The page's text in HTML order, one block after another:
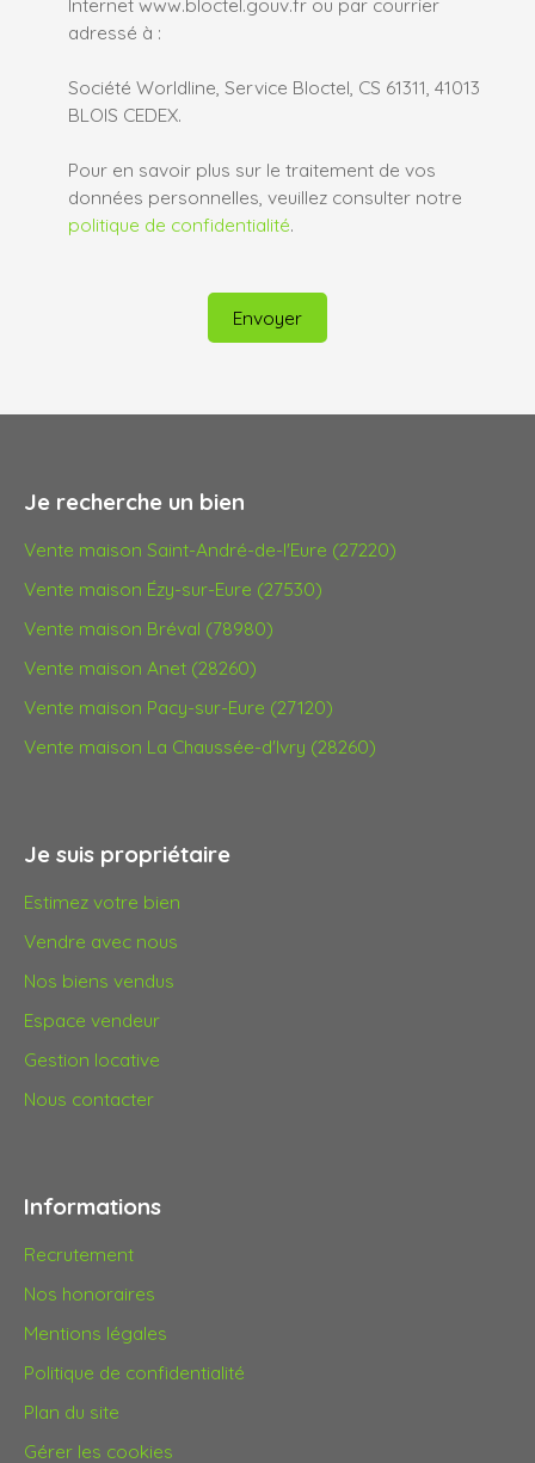
Internet www.bloctel.gouv.fr ou par courrier
adressé à :
Société Worldline, Service Bloctel, CS 61311, 41013
BLOIS CEDEX.
Pour en savoir plus sur le traitement de vos
données personnelles, veuillez consulter notre
politique de confidentialité.
Envoyer
Je recherche un bien
Vente maison Saint-André-de-l'Eure (27220)
Vente maison Ézy-sur-Eure (27530)
Vente maison Bréval (78980)
Vente maison Anet (28260)
Vente maison Pacy-sur-Eure (27120)
Vente maison La Chaussée-d'Ivry (28260)
Je suis propriétaire
Estimez votre bien
Vendre avec nous
Nos biens vendus
Espace vendeur
Gestion locative
Nous contacter
Informations
Recrutement
Nos honoraires
Mentions légales
Politique de confidentialité
Plan du site
Gérer les cookies